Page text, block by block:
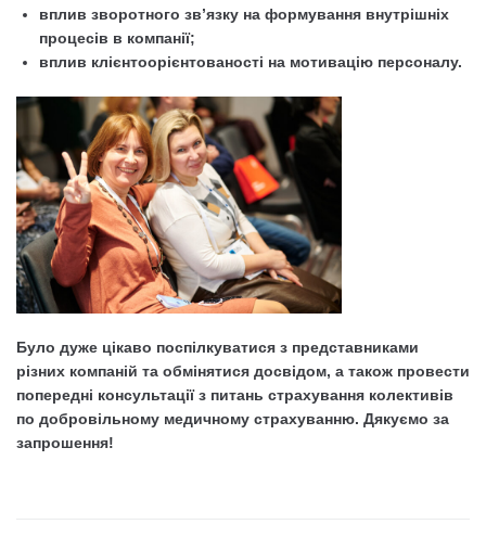
вплив зворотного зв’язку на формування внутрішніх
процесів в компанії;
вплив клієнтоорієнтованості на мотивацію персоналу.
Було дуже цікаво поспілкуватися з представниками
різних компаній та обмінятися досвідом, а також провести
попередні консультації з питань страхування колективів
по добровільному медичному страхуванню. Дякуємо за
запрошення!